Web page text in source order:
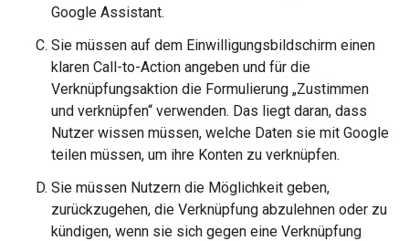
Google Assistant.
Sie müssen auf dem Einwilligungsbildschirm einen
klaren Call-to-Action angeben und für die
Verknüpfungsaktion die Formulierung „Zustimmen
und verknüpfen“ verwenden. Das liegt daran, dass
Nutzer wissen müssen, welche Daten sie mit Google
teilen müssen, um ihre Konten zu verknüpfen.
Sie müssen Nutzern die Möglichkeit geben,
zurückzugehen, die Verknüpfung abzulehnen oder zu
kündigen, wenn sie sich gegen eine Verknüpfung